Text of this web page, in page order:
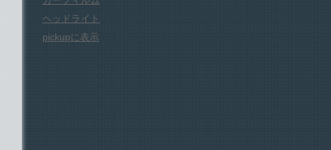
ヘッドライト
pickupに表示